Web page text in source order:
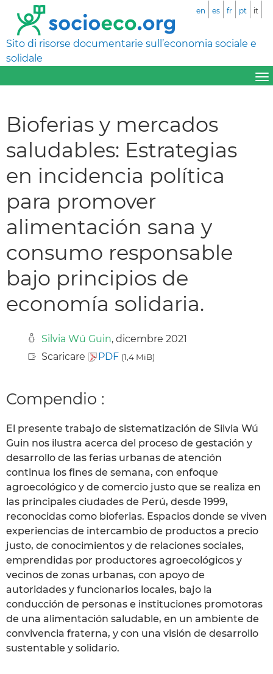
Sito di risorse documentarie sull’economia sociale e
solidale
en es fr pt it
Bioferias y mercados
saludables: Estrategias
en incidencia política
para promover
alimentación sana y
consumo responsable
bajo principios de
economía solidaria.
Silvia Wú Guin, dicembre 2021
Scaricare
PDF (1,4 MiB)
Compendio :
El presente trabajo de sistematización de Silvia Wú
Guin nos ilustra acerca del proceso de gestación y
desarrollo de las ferias urbanas de atención
continua los fines de semana, con enfoque
agroecológico y de comercio justo que se realiza en
las principales ciudades de Perú, desde 1999,
reconocidas como bioferias. Espacios donde se viven
experiencias de intercambio de productos a precio
justo, de conocimientos y de relaciones sociales,
emprendidas por productores agroecológicos y
vecinos de zonas urbanas, con apoyo de
autoridades y funcionarios locales, bajo la
conducción de personas e instituciones promotoras
de una alimentación saludable, en un ambiente de
convivencia fraterna, y con una visión de desarrollo
sustentable y solidario.